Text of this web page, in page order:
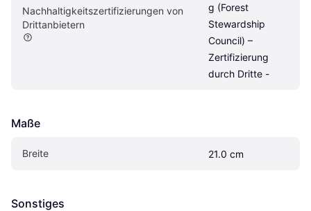
Nachhaltigkeitszertifizierungen von
Drittanbietern
g (Forest
Stewardship
Council) –
Zertifizierung
durch Dritte -
Maße
Breite 21.0 cm
Sonstiges